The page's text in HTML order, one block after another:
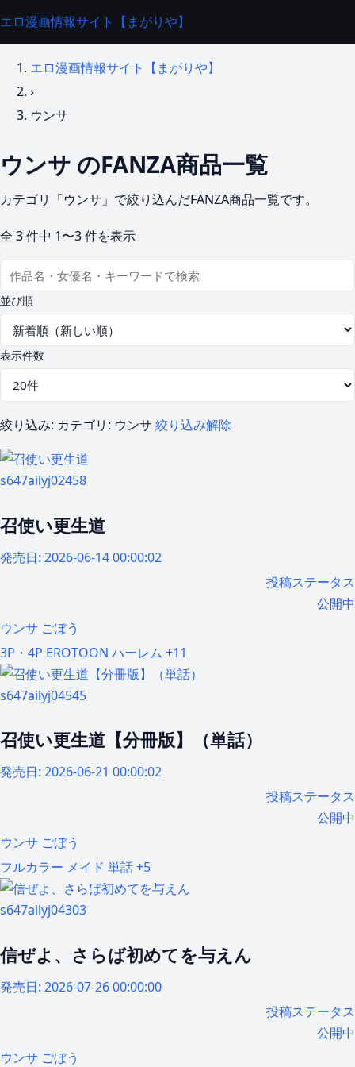
エロ漫画情報サイト【まがりや】
エロ漫画情報サイト【まがりや】
›
ウンサ
ウンサ のFANZA商品一覧
カテゴリ「ウンサ」で絞り込んだFANZA商品一覧です。
全 3件中 1〜3件を表示
並び順
表示件数
絞り込み: カテゴリ: ウンサ 絞り込み解除
s647ailyj02458
召使い更生道
発売日: 2026-06-14 00:00:02
投稿ステータス
公開中
ウンサ ごぼう
3P・4P EROTOON ハーレム +11
s647ailyj04545
召使い更生道【分冊版】（単話）
発売日: 2026-06-21 00:00:02
投稿ステータス
公開中
ウンサ ごぼう
フルカラー メイド 単話+5
s647ailyj04303
信ぜよ、さらば初めてを与えん
発売日: 2026-07-26 00:00:00
投稿ステータス
公開中
ウンサ ごぼう